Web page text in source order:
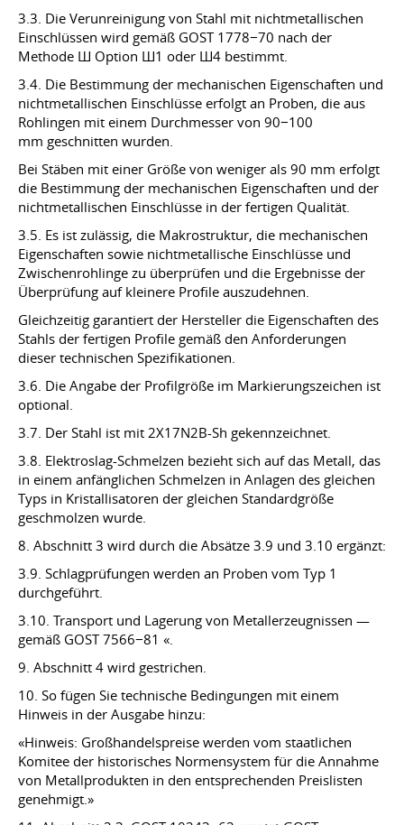
3.3. Die Verunreinigung von Stahl mit nichtmetallischen
Einschlüssen wird gemäß GOST 1778−70 nach der
Methode Ш Option Ш1 oder Ш4 bestimmt.
3.4. Die Bestimmung der mechanischen Eigenschaften und
nichtmetallischen Einschlüsse erfolgt an Proben, die aus
Rohlingen mit einem Durchmesser von 90−100
mm geschnitten wurden.
Bei Stäben mit einer Größe von weniger als 90 mm erfolgt
die Bestimmung der mechanischen Eigenschaften und der
nichtmetallischen Einschlüsse in der fertigen Qualität.
3.5. Es ist zulässig, die Makrostruktur, die mechanischen
Eigenschaften sowie nichtmetallische Einschlüsse und
Zwischenrohlinge zu überprüfen und die Ergebnisse der
Überprüfung auf kleinere Profile auszudehnen.
Gleichzeitig garantiert der Hersteller die Eigenschaften des
Stahls der fertigen Profile gemäß den Anforderungen
dieser technischen Spezifikationen.
3.6. Die Angabe der Profilgröße im Markierungszeichen ist
optional.
3.7. Der Stahl ist mit 2X17N2B-Sh gekennzeichnet.
3.8. Elektroslag-Schmelzen bezieht sich auf das Metall, das
in einem anfänglichen Schmelzen in Anlagen des gleichen
Typs in Kristallisatoren der gleichen Standardgröße
geschmolzen wurde.
8. Abschnitt 3 wird durch die Absätze 3.9 und 3.10 ergänzt:
3.9. Schlagprüfungen werden an Proben vom Typ 1
durchgeführt.
3.10. Transport und Lagerung von Metallerzeugnissen —
gemäß GOST 7566−81 «.
9. Abschnitt 4 wird gestrichen.
10. So fügen Sie technische Bedingungen mit einem
Hinweis in der Ausgabe hinzu:
«Hinweis: Großhandelspreise werden vom staatlichen
Komitee der historisches Normensystem für die Annahme
von Metallprodukten in den entsprechenden Preislisten
genehmigt.»